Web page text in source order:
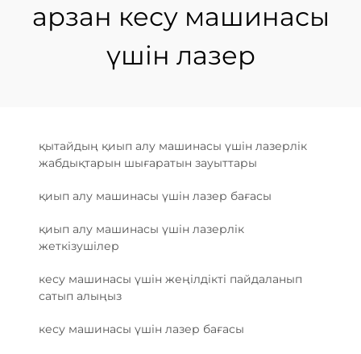
арзан кесу машинасы
үшін лазер
қытайдың қиып алу машинасы үшін лазерлік
жабдықтарын шығаратын зауыттары
қиып алу машинасы үшін лазер бағасы
қиып алу машинасы үшін лазерлік
жеткізушілер
кесу машинасы үшін жеңілдікті пайдаланып
сатып алыңыз
кесу машинасы үшін лазер бағасы